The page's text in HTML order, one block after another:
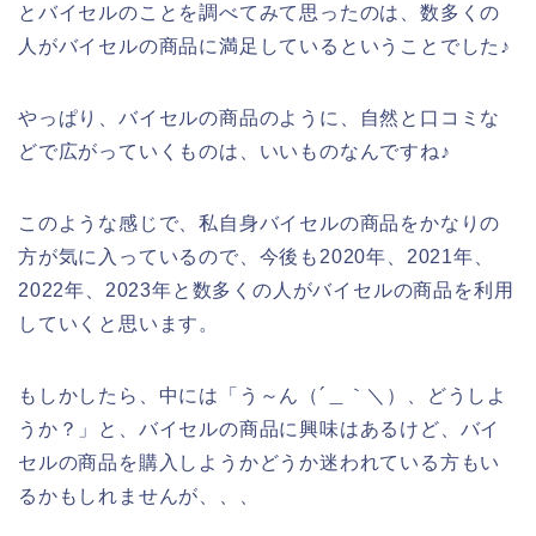
とバイセルのことを調べてみて思ったのは、数多くの
人がバイセルの商品に満足しているということでした♪
やっぱり、バイセルの商品のように、自然と口コミな
どで広がっていくものは、いいものなんですね♪
このような感じで、私自身バイセルの商品をかなりの
方が気に入っているので、今後も2020年、2021年、
2022年、2023年と数多くの人がバイセルの商品を利用
していくと思います。
もしかしたら、中には「う～ん（´＿｀＼）、どうしよ
うか？」と、バイセルの商品に興味はあるけど、バイ
セルの商品を購入しようかどうか迷われている方もい
るかもしれませんが、、、